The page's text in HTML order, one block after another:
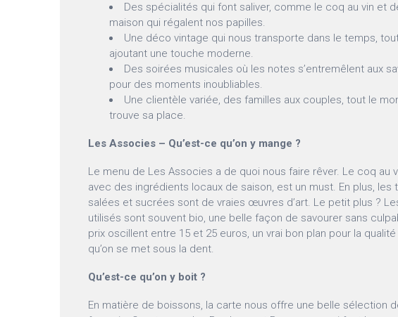
Des spécialités qui font saliver, comme le coq au vin et
maison qui régalent nos papilles.
Une déco vintage qui nous transporte dans le temps,
ajoutant une touche moderne.
Des soirées musicales où les notes s’entremêlent aux
pour des moments inoubliables.
Une clientèle variée, des familles aux couples, tout le
trouve sa place.
Les Associes – Qu’est-ce qu’on y mange ?
Le menu de Les Associes a de quoi nous faire rêver. Le coq au
avec des ingrédients locaux de saison, est un must. En plus, les
salées et sucrées sont de vraies œuvres d’art. Le petit plus ?
utilisés sont souvent bio, une belle façon de savourer sans
prix oscillent entre 15 et 25 euros, un vrai bon plan pour la
qu’on se met sous la dent.
Qu’est-ce qu’on y boit ?
En matière de boissons, la carte nous offre une belle sélection